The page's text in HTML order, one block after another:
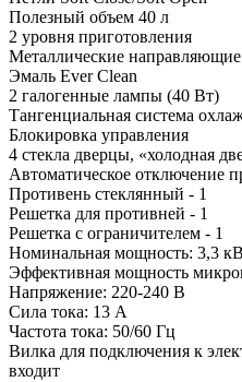
Полезный объем 40 л
2 уровня приготовления
Металлические направляющие
Эмаль Ever Clean
2 галогенные лампы (40 Вт)
Тангенциальная система
Блокировка управления
4 стекла дверцы, «холодная
Автоматическое отключение
Противень стеклянный - 1
Решетка для противней - 1
Решетка с ограничителем - 1
Номинальная мощность: 3,3
Эффективная мощность
Напряжение: 220-240 В
Сила тока: 13 А
Частота тока: 50/60 Гц
Вилка для подключения к
входит